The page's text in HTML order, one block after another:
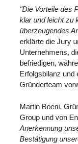
"Die Vorteile des
klar und leicht zu
überzeugendes
erklärte die Jury
Unternehmens,
befriedigen,
Erfolgsbilanz und
Gründerteam
Martin Boeni,
Group und von
Anerkennung
Bestätigung